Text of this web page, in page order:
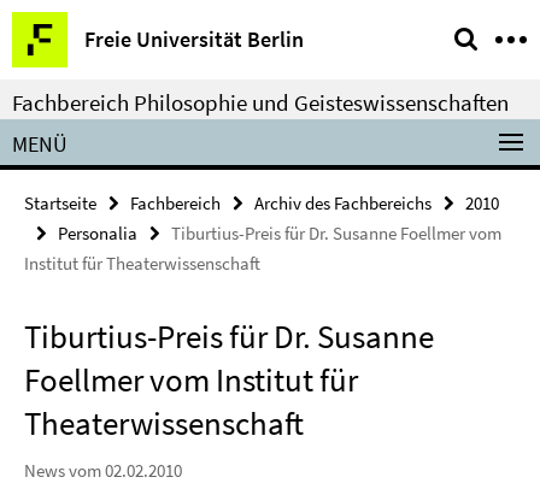
Springe
direkt
zu
Inhalt
Freie Universität Berlin
Service-
Navigation
Fachbereich Philosophie und Geisteswissenschaften
MENÜ
Startseite Fachbereich Archiv des Fachbereichs
2010
Personalia
Tiburtius-Preis für Dr. Susanne Foellmer vom
Institut für Theaterwissenschaft
Tiburtius-Preis für Dr. Susanne
Foellmer vom Institut für
Theaterwissenschaft
News vom 02.02.2010